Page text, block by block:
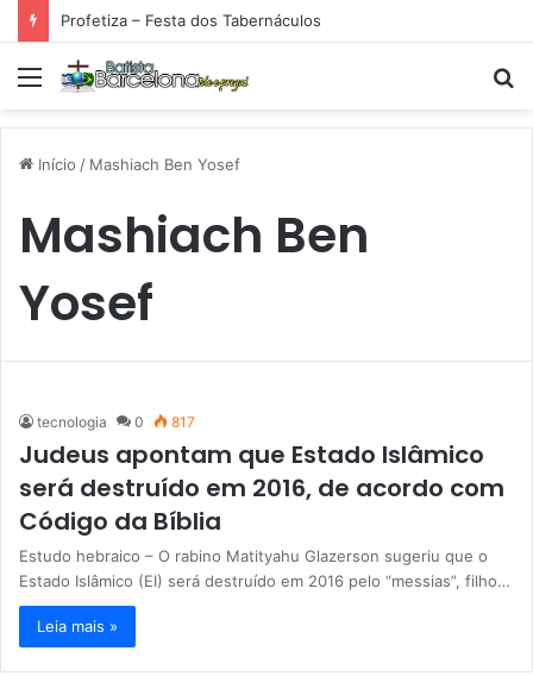
Profetiza – Festa dos Tabernáculos
Menu
Início / Mashiach Ben Yosef
Mashiach Ben
Yosef
tecnologia 0 817
Judeus apontam que Estado Islâmico
será destruído em 2016, de acordo com
Código da Bíblia
Estudo hebraico – O rabino Matityahu Glazerson sugeriu que o
Estado Islâmico (EI) será destruído em 2016 pelo “messias”, filho…
Leia mais »